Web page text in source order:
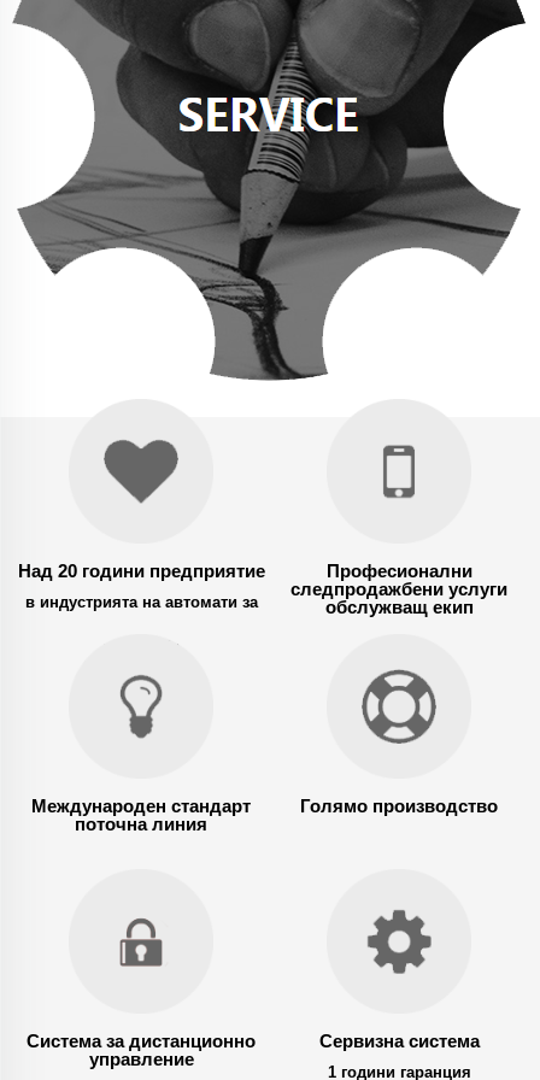
Над 20 години предприятие
в индустрията на автомати за
продажба
Професионални
следпродажбени услуги
обслужващ екип
Международен стандарт
поточна линия
Голямо производство
Система за дистанционно
управление
Сервизна система
1 години гаранция